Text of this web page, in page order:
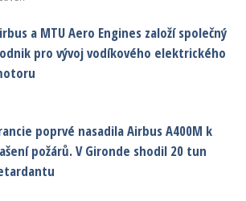
a MTU Aero Engines založí společný
pro vývoj vodíkového elektrického
poprvé nasadila Airbus A400M k
požárů. V Gironde shodil 20 tun